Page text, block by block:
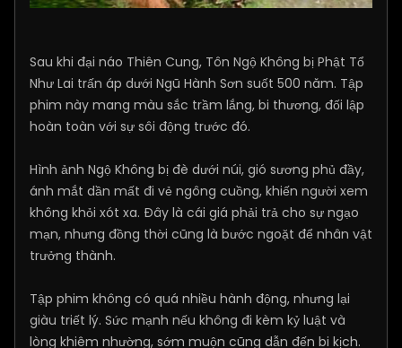
Sau khi đại náo Thiên Cung, Tôn Ngộ Không bị Phật Tổ
Như Lai trấn áp dưới Ngũ Hành Sơn suốt 500 năm. Tập
phim này mang màu sắc trầm lắng, bi thương, đối lập
hoàn toàn với sự sôi động trước đó.
Hình ảnh Ngộ Không bị đè dưới núi, gió sương phủ đầy,
ánh mắt dần mất đi vẻ ngông cuồng, khiến người xem
không khỏi xót xa. Đây là cái giá phải trả cho sự ngạo
mạn, nhưng đồng thời cũng là bước ngoặt để nhân vật
trưởng thành.
Tập phim không có quá nhiều hành động, nhưng lại
giàu triết lý. Sức mạnh nếu không đi kèm kỷ luật và
lòng khiêm nhường, sớm muộn cũng dẫn đến bi kịch.